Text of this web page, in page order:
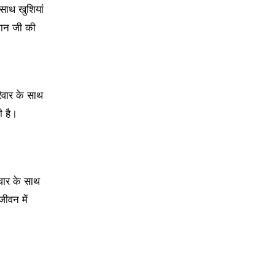
खुशियां
जी की
के साथ
है।
के साथ
में